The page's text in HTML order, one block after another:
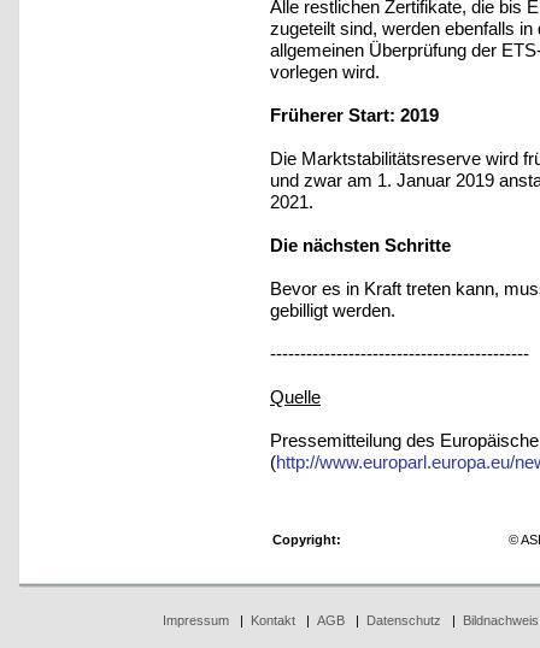
Alle restlichen Zertifikate, die bis
zugeteilt sind, werden ebenfalls
allgemeinen Überprüfung der
vorlegen wird.
Früherer Start: 2019
Die Marktstabilitätsreserve wird
und zwar am 1. Januar 2019
2021.
Die nächsten Schritte
Bevor es in Kraft treten kann,
gebilligt werden.
-------------------------------------------
Quelle
Pressemitteilung des
(http://www.europarl.europa.eu/
Copyright: ©
Impressum| Kontakt| AGB| Datenschutz | Bildnachweis